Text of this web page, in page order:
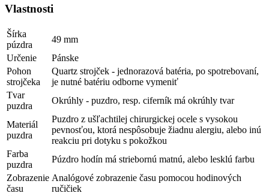
Vlastnosti
Šírka
púzdra
49 mm
Určenie
Pánske
Pohon
strojčeka
Quartz strojček - jednorazová batéria, po spotrebovaní,
je nutné batériu odborne vymeniť
Tvar
puzdra
Okrúhly - puzdro, resp. ciferník má okrúhly tvar
Materiál
puzdra
Puzdro z ušľachtilej chirurgickej ocele s vysokou
pevnosťou, ktorá nespôsobuje žiadnu alergiu, alebo inú
reakciu pri dotyku s pokožkou
Farba
puzdra
Púzdro hodín má striebornú matnú, alebo lesklú farbu
Zobrazenie
času
Analógové zobrazenie času pomocou hodinových
ručičiek